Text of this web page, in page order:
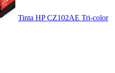
Tinta HP CZ102AE Tri-color